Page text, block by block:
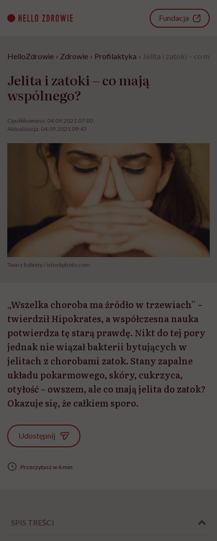
content
Fundacja
HelloZdrowie › Zdrowie › Profilaktyka › Jelita i zatoki – co
Jelita i zatoki – co mają
wspólnego?
Opublikowano: 04.09.2021 07:00
Aktualizacja: 04.09.2021 09:43
Twarz kobiety / istockphoto.com
„Wszelka choroba ma źródło w trzewiach” –
twierdził Hipokrates, a współczesna nauka
potwierdza tę starą prawdę. Nikt do tej pory
jednak nie wiązał bakterii bytujących w
jelitach z chorobami zatok. Stany zapalne
układu pokarmowego, skóry, cukrzyca,
otyłość – owszem, ale co mają jelita do zatok?
Okazuje się, że całkiem sporo.
Udostępnij
Przeczytasz w 6 min
SPIS TREŚCI